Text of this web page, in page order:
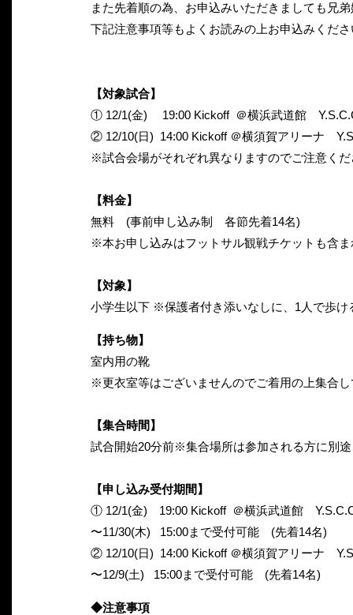
また先着順の為、お申込みいただきましても兄
下記注意事項等もよくお読みの上お申込みくだ
【対象試合】
① 12/1(金) 19:00 Kickoff ＠横浜武道館
② 12/10(日) 14:00 Kickoff ＠横須賀アリーナ
※試合会場がそれぞれ異なりますのでご注意くだ
【料金】
無料 (事前申し込み制 各節先着14名)
※本お申し込みはフットサル観戦チケットも含
【対象】
小学生以下 ※保護者付き添いなしに、1人で歩け
【持ち物】
室内用の靴
※更衣室等はございませんのでご着用の上集合
【集合時間】
試合開始20分前※集合場所は参加される方に別
【申し込み受付期間】
① 12/1(金) 19:00 Kickoff ＠横浜武道館
〜11/30(木) 15:00まで受付可能 (先着14名)
② 12/10(日) 14:00 Kickoff ＠横須賀アリーナ
〜12/9(土) 15:00まで受付可能 (先着14名)
◆注意事項